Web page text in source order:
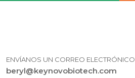
ENVÍANOS UN CORREO ELECTRÓNICO
beryl@keynovobiotech.com